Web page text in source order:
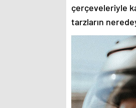
çerçeveleriyle
tarzların